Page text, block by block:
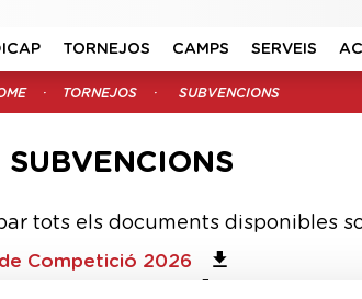
TORNEJOS CAMPS SERVEIS
TORNEJOS SUBVENCIONS
SUBVENCIONS
tots els documents disponibles
Competició 2026